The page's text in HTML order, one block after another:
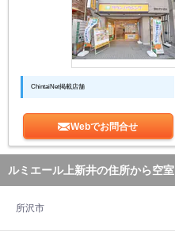
ChintaiNet掲載店舗
Webでお問合せ
ルミエール上新井の住所から空
所沢市